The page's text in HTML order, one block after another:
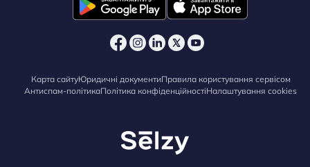
Карта сайтуЮридичні документиПравила користування сервісом
Антиспам-політикаПолітика конфіденційностіНалаштування cookies